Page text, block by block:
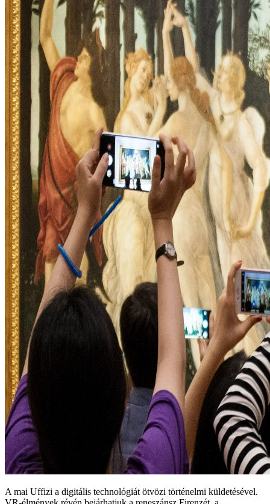
A mai Uffizi a digitális technológiát ötvözi történelmi küldetésével.